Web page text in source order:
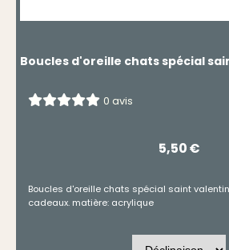
Boucles d'oreille chats spécial
0 avis
5,50€
Boucles d'oreille chats spécial saint
cadeaux. matière: acrylique